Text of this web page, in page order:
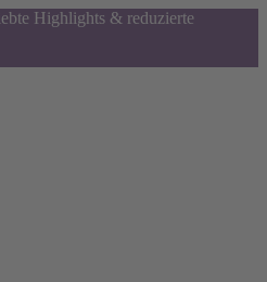
Highlights & reduzierte